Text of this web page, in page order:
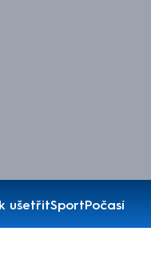
ušetřitSportPočasí